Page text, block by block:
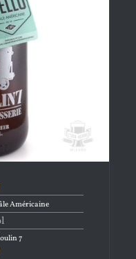
Américaine
7